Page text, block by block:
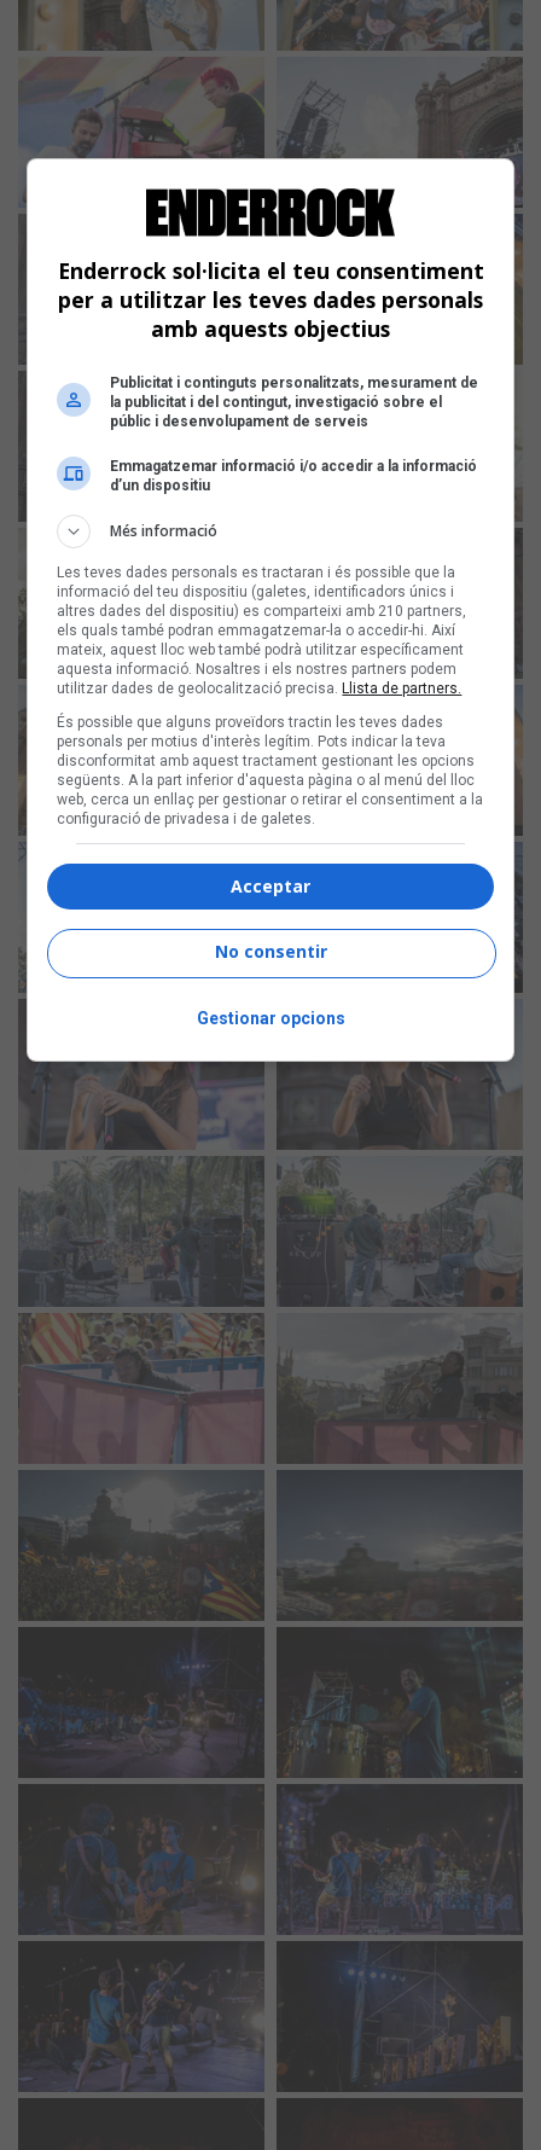
Enderrock sol·licita el teu consentiment
per a utilitzar les teves dades personals
amb aquests objectius
Publicitat i continguts personalitzats, mesurament de
la publicitat i del contingut, investigació sobre el
públic i desenvolupament de serveis
Emmagatzemar informació i/o accedir a la informació
d’un dispositiu
Més informació
Les teves dades personals es tractaran i és possible que la
informació del teu dispositiu (galetes, identificadors únics i
altres dades del dispositiu) es comparteixi amb 210 partners,
els quals també podran emmagatzemar-la o accedir-hi. Així
mateix, aquest lloc web també podrà utilitzar específicament
aquesta informació. Nosaltres i els nostres partners podem
utilitzar dades de geolocalització precisa. Llista de partners.
És possible que alguns proveïdors tractin les teves dades
personals per motius d'interès legítim. Pots indicar la teva
disconformitat amb aquest tractament gestionant les opcions
següents. A la part inferior d'aquesta pàgina o al menú del lloc
web, cerca un enllaç per gestionar o retirar el consentiment a la
configuració de privadesa i de galetes.
Acceptar
No consentir
Gestionar opcions